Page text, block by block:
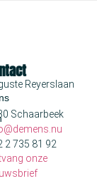
Reyerslaan
Schaarbeek
2 735 81 92
onze